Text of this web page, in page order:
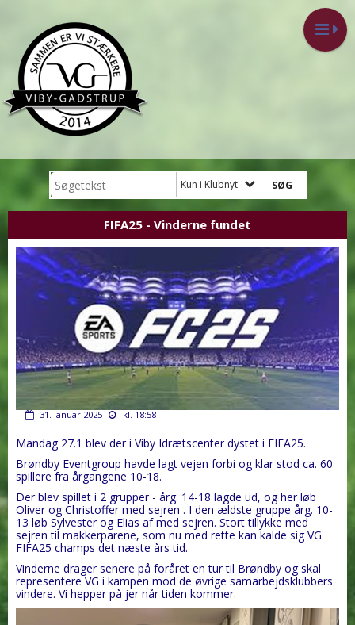
Kun i Klubnyt
FIFA25 - Vinderne fundet
31. januar 2025 kl. 18:58
Mandag 27.1 blev der i Viby Idrætscenter dystet i FIFA25.
Brøndby Eventgroup havde lagt vejen forbi og klar stod ca. 60
spillere fra årgangene 10-18.
Der blev spillet i 2 grupper - årg. 14-18 lagde ud, og her løb
Oliver og Christoffer med sejren . I den ældste gruppe årg. 10-
13 løb Sylvester og Elias af med sejren. Stort tillykke med
sejren til makkerparene, som nu med rette kan kalde sig VG
FIFA25 champs det næste års tid.
Vinderne drager senere på foråret en tur til Brøndby og skal
representere VG i kampen mod de øvrige samarbejdsklubbers
vindere. Vi hepper på jer når tiden kommer.